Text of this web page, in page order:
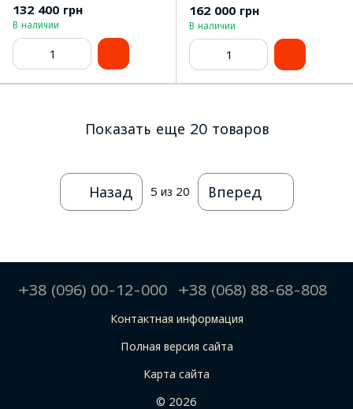
132 400 грн
В наличии
162 000 грн
В наличии
Показать еще 20 товаров
Назад 5 из 20 Вперед
+38 (096) 00-12-000 +38 (068) 88-68-808
Контактная информация
Полная версия сайта
Карта сайта
© 2026